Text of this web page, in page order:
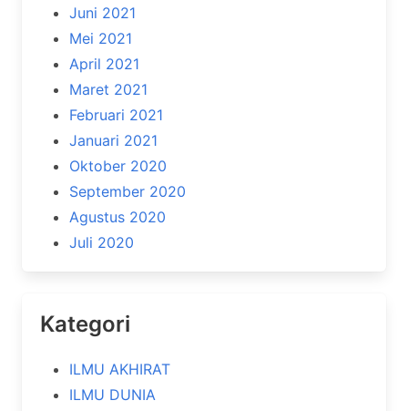
Juni 2021
Mei 2021
April 2021
Maret 2021
Februari 2021
Januari 2021
Oktober 2020
September 2020
Agustus 2020
Juli 2020
Kategori
ILMU AKHIRAT
ILMU DUNIA